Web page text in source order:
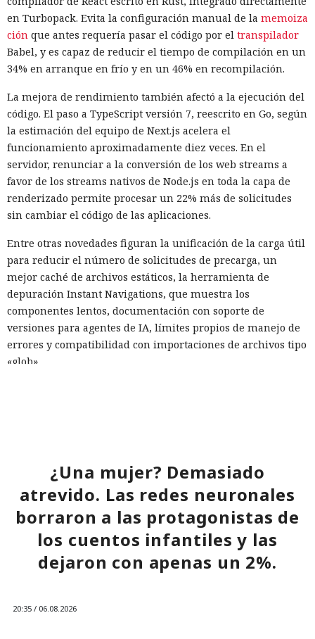
en Turbopack. Evita la configuración manual de la memoiza
ción que antes requería pasar el código por el transpilador
Babel, y es capaz de reducir el tiempo de compilación en un
34% en arranque en frío y en un 46% en recompilación.
La mejora de rendimiento también afectó a la ejecución del
código. El paso a TypeScript versión 7, reescrito en Go, según
la estimación del equipo de Next.js acelera el
funcionamiento aproximadamente diez veces. En el
servidor, renunciar a la conversión de los web streams a
favor de los streams nativos de Node.js en toda la capa de
renderizado permite procesar un 22% más de solicitudes
sin cambiar el código de las aplicaciones.
Entre otras novedades figuran la unificación de la carga útil
para reducir el número de solicitudes de precarga, un
mejor caché de archivos estáticos, la herramienta de
depuración Instant Navigations, que muestra los
componentes lentos, documentación con soporte de
versiones para agentes de IA, límites propios de manejo de
errores y compatibilidad con importaciones de archivos tipo
«glob».
doble del año pasado, que fue de alrededor de 520 millones.
no quedó impune: detenido el
autor, ya espera sentencia en
una celda.
10:34 / 07.08.2026
Hombre podría afrontar hasta 32 años de prisión por filtrar
¿Una mujer? Demasiado
atrevido. Las redes neuronales
borraron a las protagonistas de
los cuentos infantiles y las
dejaron con apenas un 2%.
20:35 / 06.08.2026